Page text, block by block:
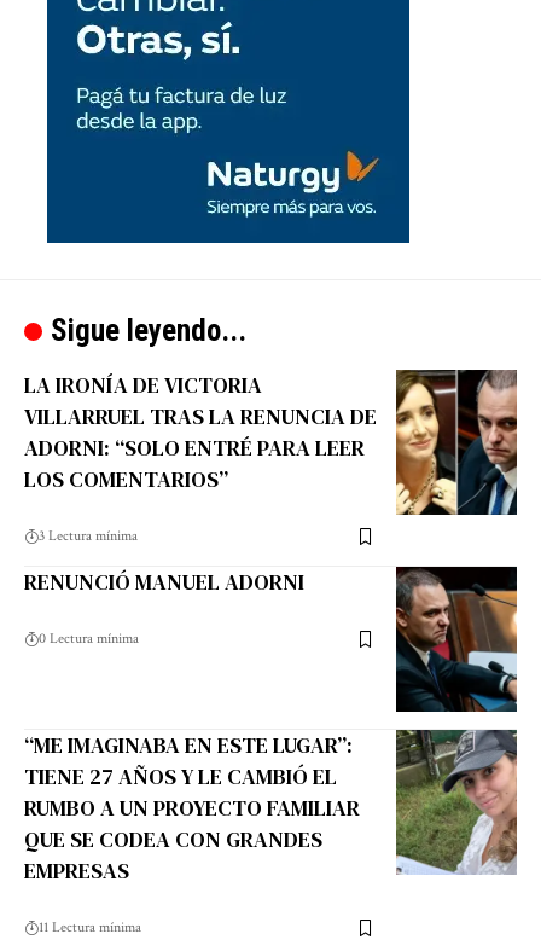
Sigue leyendo...
LA IRONÍA DE VICTORIA
VILLARRUEL TRAS LA RENUNCIA DE
ADORNI: “SOLO ENTRÉ PARA LEER
LOS COMENTARIOS”
3 Lectura mínima
RENUNCIÓ MANUEL ADORNI
0 Lectura mínima
“ME IMAGINABA EN ESTE LUGAR”:
TIENE 27 AÑOS Y LE CAMBIÓ EL
RUMBO A UN PROYECTO FAMILIAR
QUE SE CODEA CON GRANDES
EMPRESAS
11 Lectura mínima